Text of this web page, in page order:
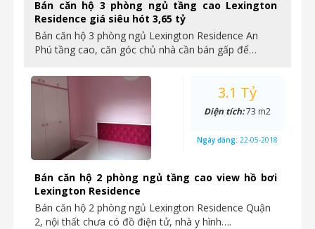
Bán căn hộ 3 phòng ngủ tầng cao Lexington
Residence giá siêu hót 3,65 tỷ
Bán căn hộ 3 phòng ngủ Lexington Residence An
Phú tầng cao, căn góc chủ nhà cần bán gấp để…
Bán căn hộ 2 phòng ngủ tầng cao view hồ bơi
Lexington Residence
Bán căn hộ 2 phòng ngủ Lexington Residence Quận
2, nội thất chưa có đồ điện tử, nhà y hình….
3.1 Tỷ
Diện tích:73 m2
Ngày đăng: 22-05-2018